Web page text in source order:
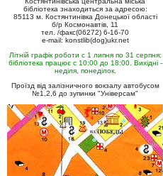
бібліотека знаходиться за адресою:
85113 м. Костянтинівка Донецької області
б/р Космонавтів, 11
тел. /факс(06272) 6-16-70
e-mail: konstlib(dog)ukr.net
Літній графік роботи с 1 липня по 31 серпня:
бібліотека працює с 10:00 до 18:00. Вихідні -
неділя, понеділок.
Проїзд від залізничного вокзалу автобусом
№1,2,6 до зупинки "Універсам"